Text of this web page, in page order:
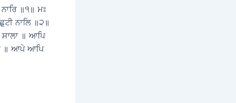
॥੧॥ ਮਃ
ਨਾਲਿ ॥੨॥
॥ ਆਪਿ
॥ ਆਪੇ ਆਪਿ